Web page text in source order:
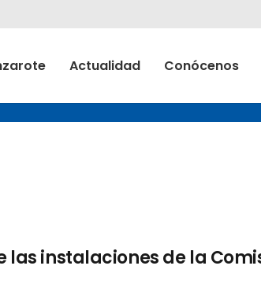
Actualidad Conócenos
las instalaciones de la